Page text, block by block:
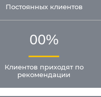
Постоянных клиентов
00%
Клиентов приходят по
рекомендации